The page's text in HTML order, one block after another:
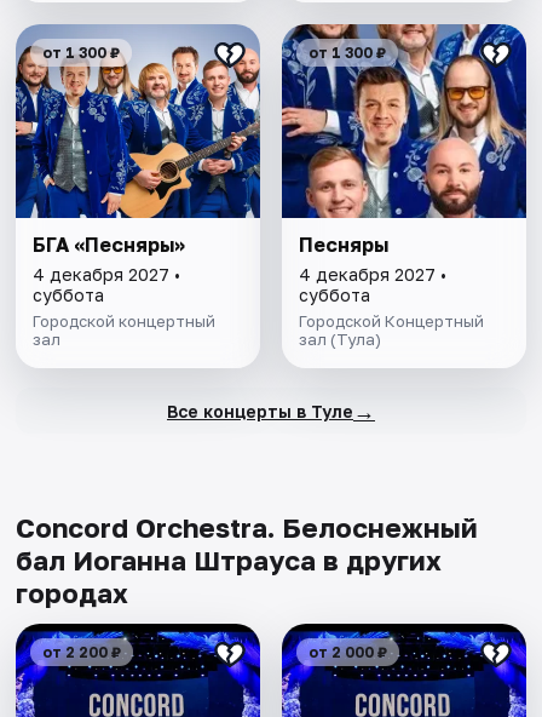
от 1 300 ₽
БГА «Песняры»
4 декабря 2027 •
суббота
Городской концертный
зал
от 1 300 ₽
Песняры
4 декабря 2027 •
суббота
Городской Концертный
зал (Тула)
Все концерты в Туле →
Concord Orchestra. Белоснежный
бал Иоганна Штрауса в других
городах
от 2 200 ₽ от 2 000 ₽